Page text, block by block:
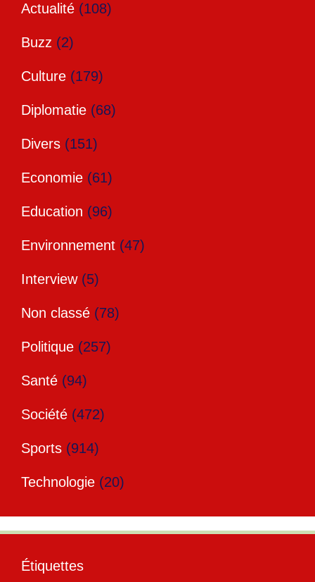
Actualité (108)
Buzz (2)
Culture (179)
Diplomatie (68)
Divers (151)
Economie (61)
Education (96)
Environnement (47)
Interview(5)
Non classé (78)
Politique (257)
Santé (94)
Société (472)
Sports (914)
Technologie (20)
Étiquettes